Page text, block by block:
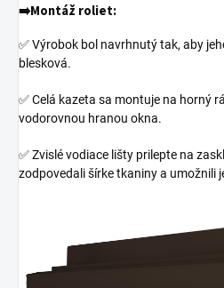
➡️Montáž roliet:
✅ Výrobok bol navrhnutý tak, aby
blesková.
✅ Celá kazeta sa montuje na horný
vodorovnou hranou okna.
✅ Zvislé vodiace lišty prilepte na
zodpovedali šírke tkaniny a umožnili